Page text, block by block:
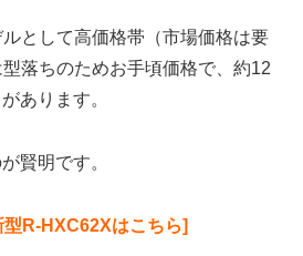
として高価格帯（市場価格は要
落ちのためお手頃価格で、約12
あります。
賢明です。
R-HXC62Xはこちら]